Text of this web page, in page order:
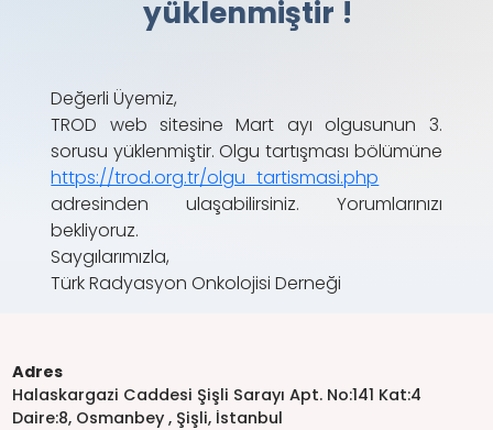
yüklenmiştir !
Değerli Üyemiz,
TROD web sitesine Mart ayı olgusunun 3.
sorusu yüklenmiştir. Olgu tartışması bölümüne
https://trod.org.tr/olgu_tartismasi.php
adresinden ulaşabilirsiniz. Yorumlarınızı
bekliyoruz.
Saygılarımızla,
Türk Radyasyon Onkolojisi Derneği
Adres
Halaskargazi Caddesi Şişli Sarayı Apt. No:141 Kat:4
Daire:8, Osmanbey , Şişli, İstanbul